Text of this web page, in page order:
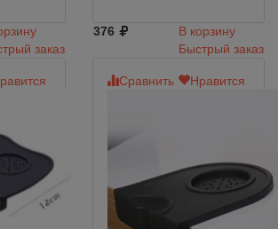
заказ
376
В корзину
Быстрый заказ
Сравнить Нравится